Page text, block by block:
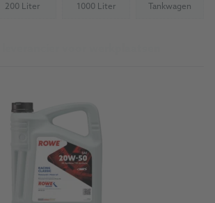
200 Liter(Not available) 1000 Liter(Not available)Tankwagen
(Not